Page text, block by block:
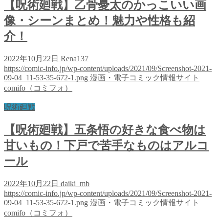
【呪術廻戦】乙骨憂太のかっこいい画
像・シーンまとめ！魅力や性格も紹
介！
2022年10月22日 Rena137
https://comic-info.jp/wp-content/uploads/2021/09/Screenshot-2021-
09-04_11-53-35-672-1.png 漫画・電子コミック情報サイト
comifo（コミフォ）
呪術廻戦
【呪術廻戦】五条悟の好きな食べ物は
甘いもの！下戸で苦手なものはアルコ
ール
2022年10月22日 daiki_mb
https://comic-info.jp/wp-content/uploads/2021/09/Screenshot-2021-
09-04_11-53-35-672-1.png 漫画・電子コミック情報サイト
comifo（コミフォ）